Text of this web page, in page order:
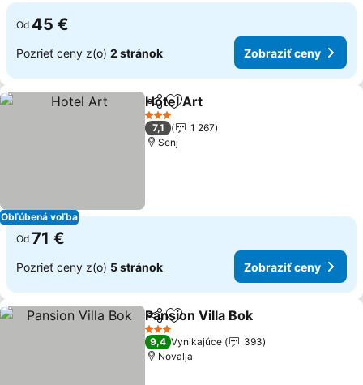
Od 45 €
Pozrieť ceny z(o) 2 stránok Zobraziť ceny
Obľúbená voľba
ZdieľaťPridať do obľúbených
Hotel Art
3 Počet hviezdičiek
7,1
1 267
Senj
Od 71 €
Pozrieť ceny z(o) 5 stránok Zobraziť ceny
ZdieľaťPridať do obľúbených
Pansion Villa Bok
3 Počet hviezdičiek
9,4 Vynikajúce
393
Novalja